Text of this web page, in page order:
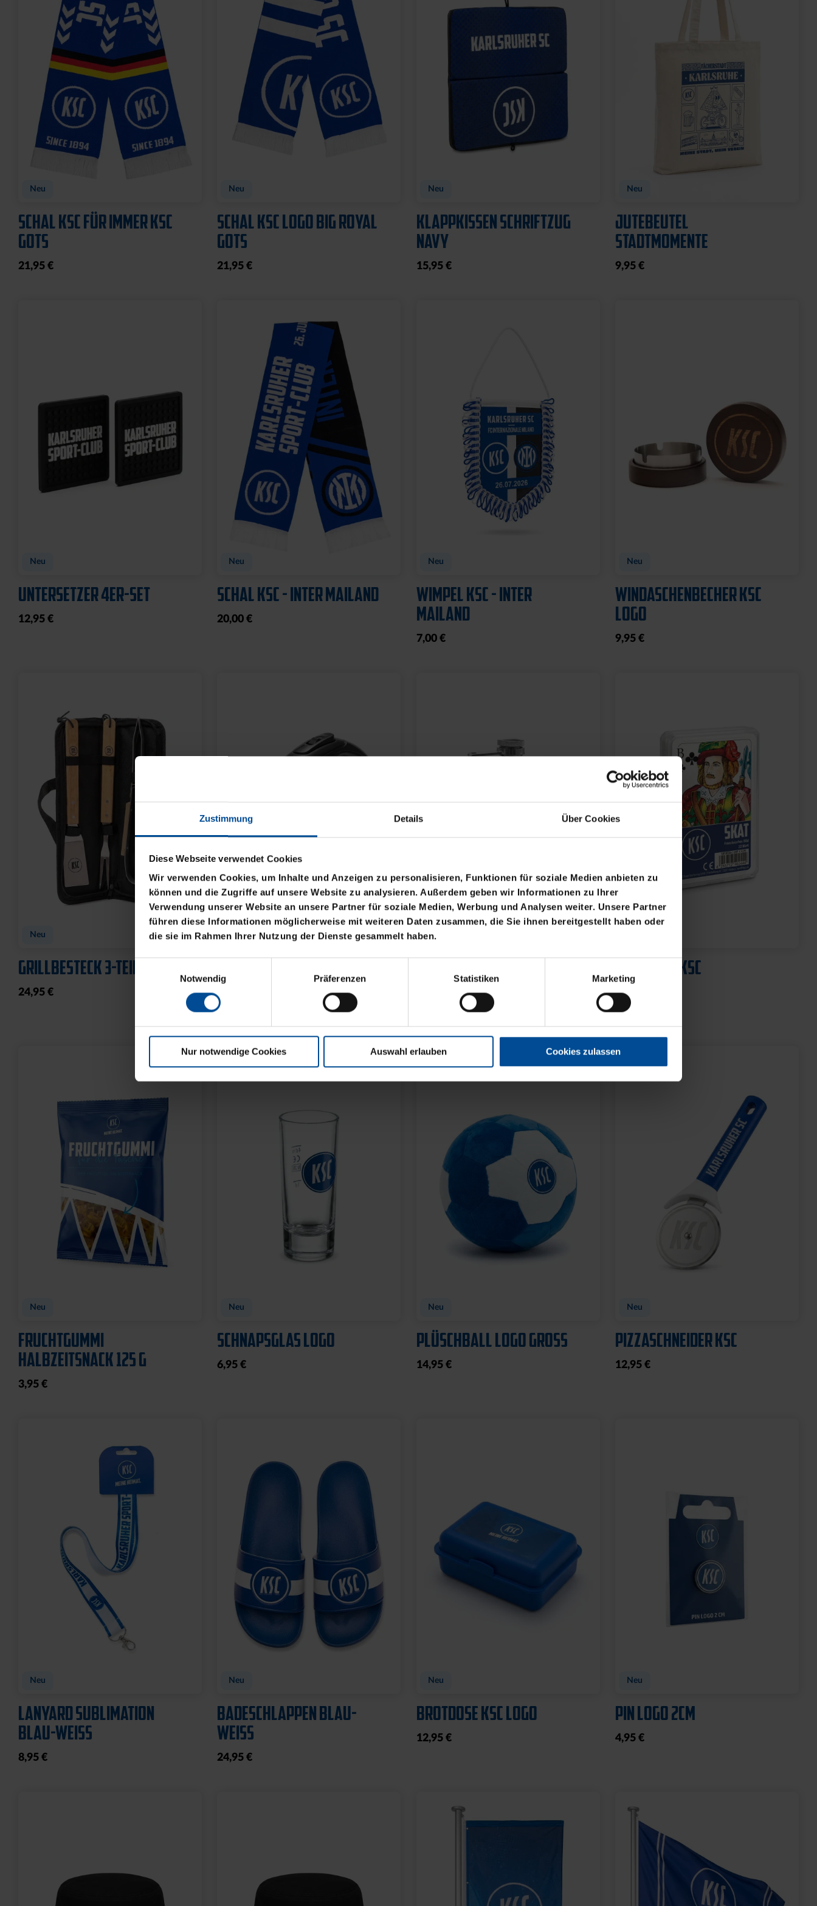
Zustimmung Details Über Cookies
Diese Webseite verwendet Cookies
Wir verwenden Cookies, um Inhalte und Anzeigen zu personalisieren, Funktionen für soziale Medien anbieten zu
können und die Zugriffe auf unsere Website zu analysieren. Außerdem geben wir Informationen zu Ihrer
Verwendung unserer Website an unsere Partner für soziale Medien, Werbung und Analysen weiter. Unsere Partner
führen diese Informationen möglicherweise mit weiteren Daten zusammen, die Sie ihnen bereitgestellt haben oder
die sie im Rahmen Ihrer Nutzung der Dienste gesammelt haben.
Notwendig
Präferenzen Statistiken Marketing
Nur notwendige Cookies Auswahl erlauben Cookies zulassen
Neu
SCHAL KSC FÜR IMMER KSC
GOTS
21,95 €
Neu
SCHAL KSC LOGO BIG ROYAL
GOTS
21,95 €
Neu
KLAPPKISSEN SCHRIFTZUG
NAVY
15,95 €
Neu
JUTEBEUTEL
STADTMOMENTE
9,95 €
Neu
UNTERSETZER 4ER-SET
12,95 €
Neu
SCHAL KSC - INTER MAILAND
20,00 €
Neu
WIMPEL KSC - INTER
MAILAND
7,00 €
Neu
WINDASCHENBECHER KSC
LOGO
9,95 €
Neu
GRILLBESTECK 3-TEILIG
24,95 €
Neu
19,95 €
Neu
SILBER
SKATSPIEL KSC
4,95 €
Neu
FRUCHTGUMMI
HALBZEITSNACK 125 G
3,95 €
Neu
SCHNAPSGLAS LOGO
6,95 €
Neu
PLÜSCHBALL LOGO GROSS
14,95 €
Neu
PIZZASCHNEIDER KSC
12,95 €
Neu
LANYARD SUBLIMATION
BLAU-WEISS
8,95 €
Neu
BADESCHLAPPEN BLAU-
WEISS
24,95 €
Neu
BROTDOSE KSC LOGO
12,95 €
Neu
PIN LOGO 2CM
4,95 €